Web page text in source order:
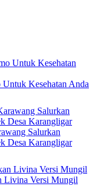
Kesehatan Anda
Salurkan
Desa Karangligar
Livina Versi Mungil